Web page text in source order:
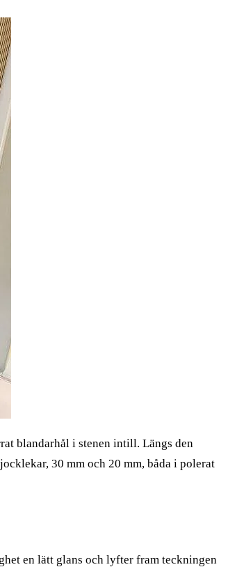
blandarhål i stenen intill. Längs den
30 mm och 20 mm, båda i polerat
en lätt glans och lyfter fram teckningen